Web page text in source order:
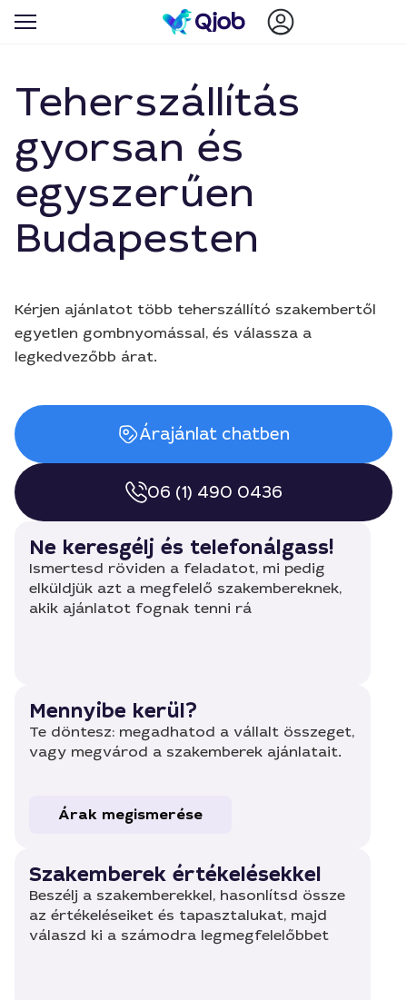
Teherszállítás
gyorsan és
egyszerűen
Budapesten
Kérjen ajánlatot több teherszállító szakembertől
egyetlen gombnyomással, és válassza a
legkedvezőbb árat.
Árajánlat chatben
06 (1) 490 0436
Ne keresgélj és telefonálgass!
Ismertesd röviden a feladatot, mi pedig
elküldjük azt a megfelelő szakembereknek,
akik ajánlatot fognak tenni rá
Mennyibe kerül?
Te döntesz: megadhatod a vállalt összeget,
vagy megvárod a szakemberek ajánlatait.
Árak megismerése
Szakemberek értékelésekkel
Beszélj a szakemberekkel, hasonlítsd össze
az értékeléseiket és tapasztalukat, majd
válaszd ki a számodra legmegfelelőbbet